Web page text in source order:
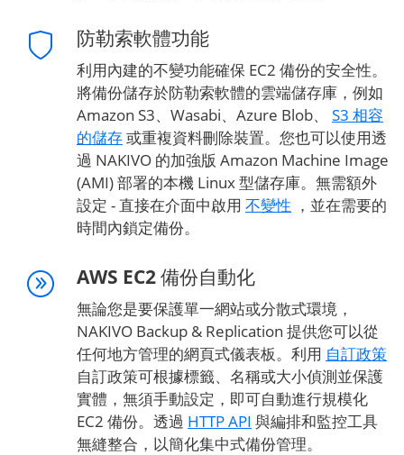
防勒索軟體功能
利用內建的不變功能確保 EC2 備份的安全性。
將備份儲存於防勒索軟體的雲端儲存庫，例如
Amazon S3、Wasabi、Azure Blob、 S3 相容
的儲存或重複資料刪除裝置。您也可以使用透
過 NAKIVO 的加強版 Amazon Machine Image
(AMI) 部署的本機 Linux 型儲存庫。無需額外
設定 - 直接在介面中啟用 不變性 ，並在需要的
時間內鎖定備份。
AWS EC2 備份自動化
無論您是要保護單一網站或分散式環境，
NAKIVO Backup & Replication 提供您可以從
任何地方管理的網頁式儀表板。利用 自訂政策
自訂政策可根據標籤、名稱或大小偵測並保護
實體，無須手動設定，即可自動進行規模化
EC2 備份。透過 HTTP API 與編排和監控工具
無縫整合，以簡化集中式備份管理。